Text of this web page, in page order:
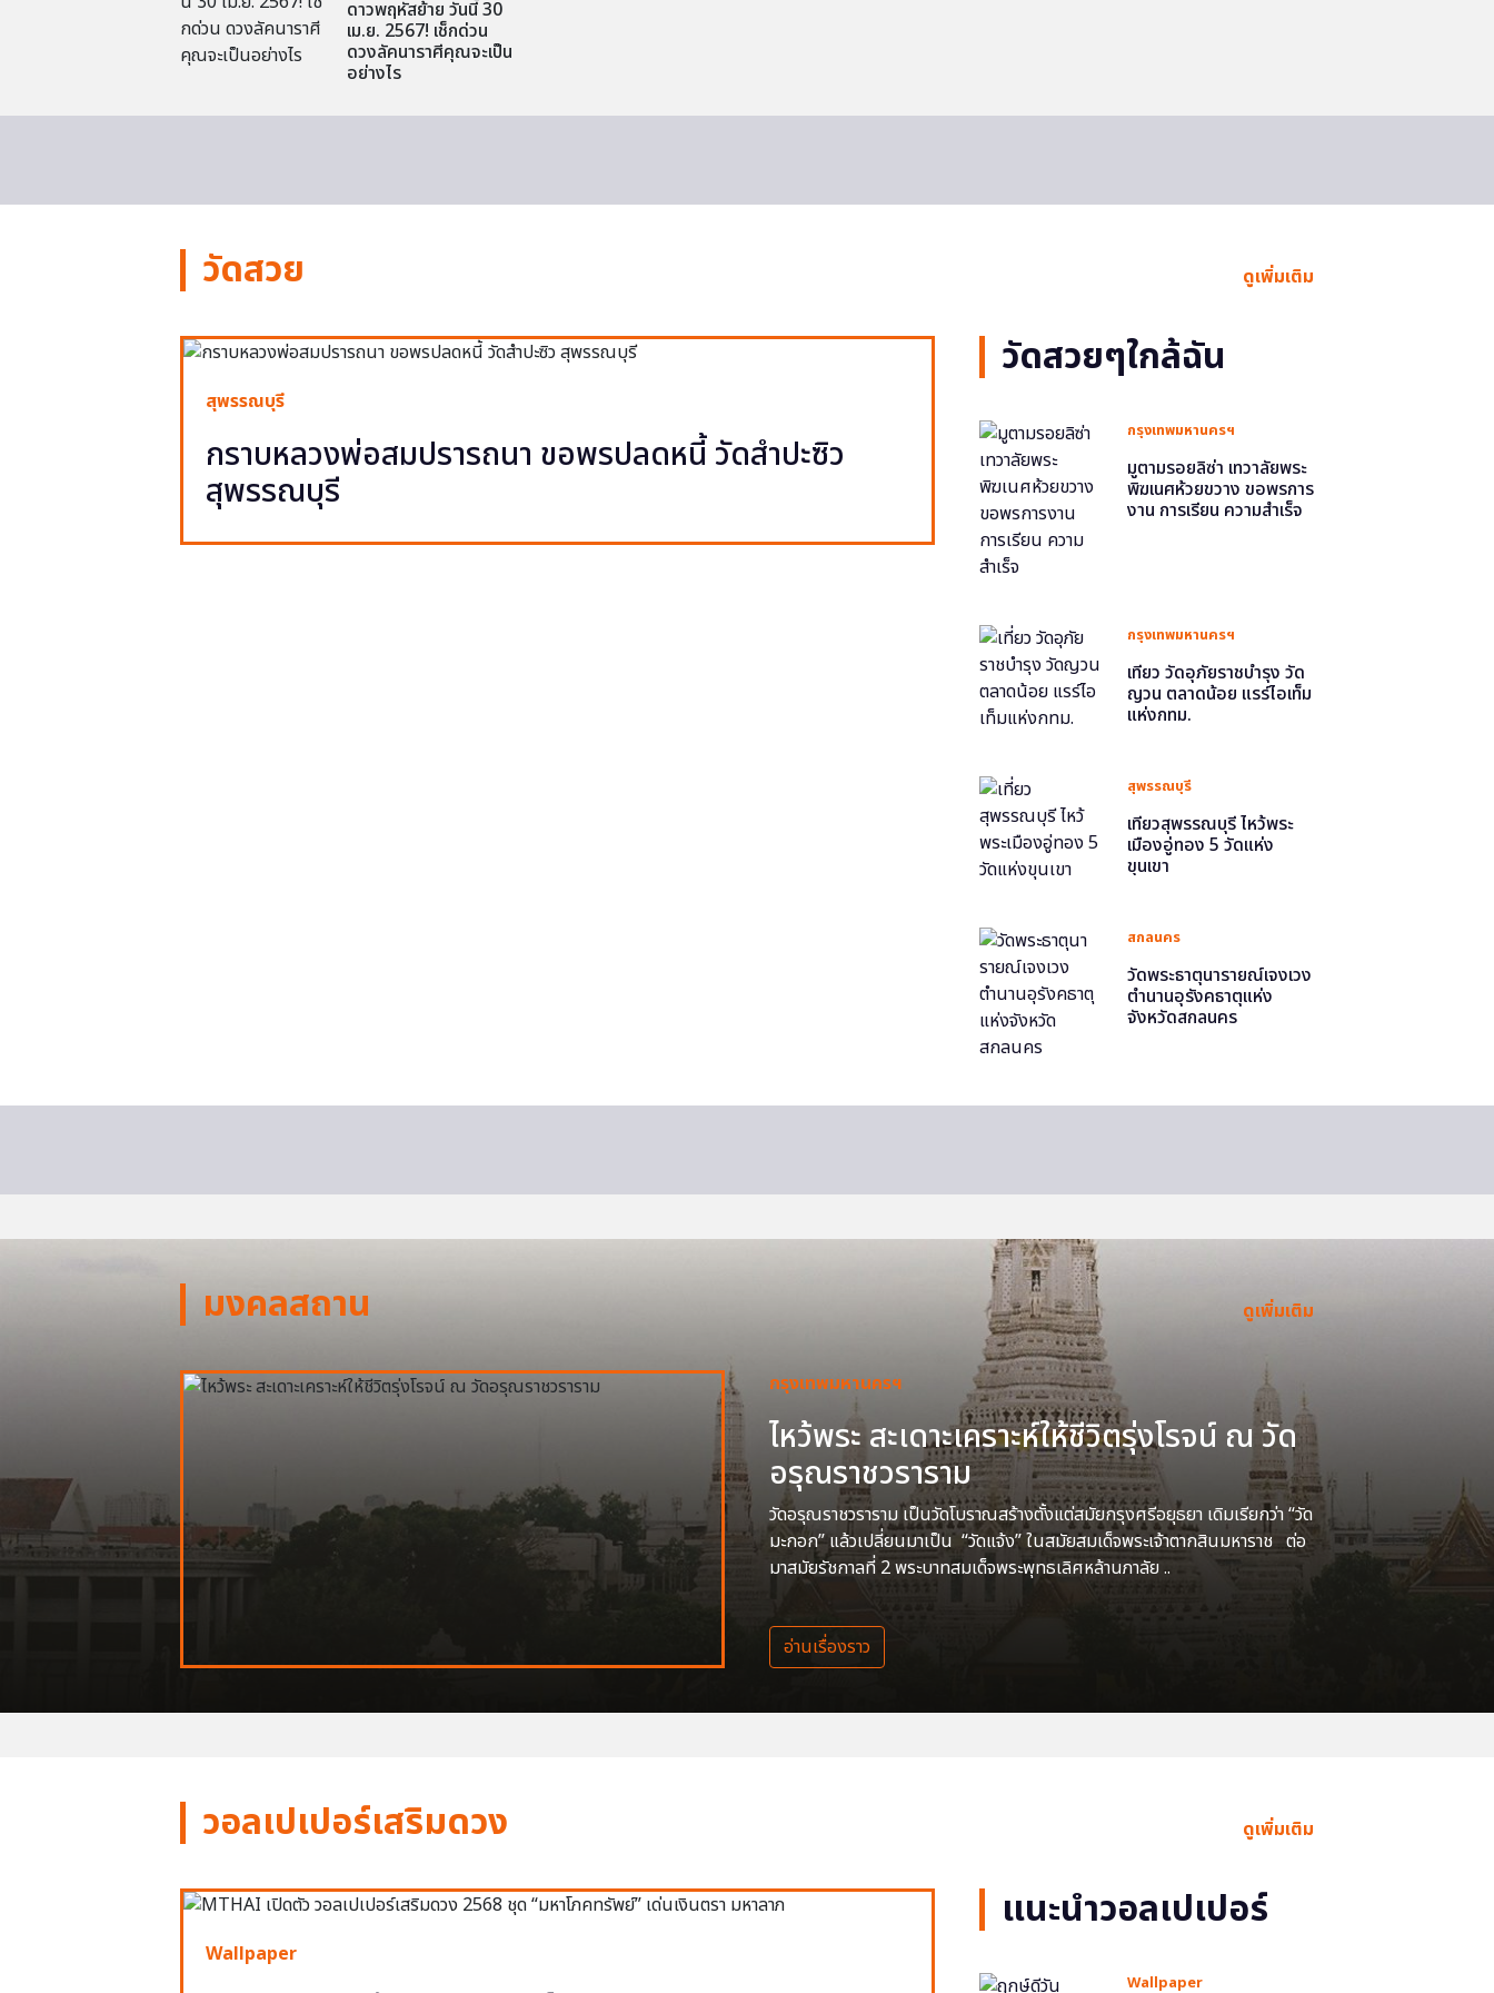
ดาวพฤหัสย้าย วันนี้ 30
เม.ย. 2567! เช็กด่วน
ดวงลัคนาราศีคุณจะเป็น
อย่างไร
วัดสวย ดูเพิ่มเติม
สุพรรณบุรี
กราบหลวงพ่อสมปรารถนา ขอพรปลดหนี้ วัดสำปะซิว
สุพรรณบุรี
วัดสวยๆใกล้ฉัน
กรุงเทพมหานครฯ
มูตามรอยลิซ่า เทวาลัยพระ
พิฆเนศห้วยขวาง ขอพรการ
งาน การเรียน ความสำเร็จ
กรุงเทพมหานครฯ
เที่ยว วัดอุภัยราชบำรุง วัด
ญวน ตลาดน้อย แรร์ไอเท็ม
แห่งกทม.
สุพรรณบุรี
เที่ยวสุพรรณบุรี ไหว้พระ
เมืองอู่ทอง 5 วัดแห่ง
ขุนเขา
สกลนคร
วัดพระธาตุนารายณ์เจงเวง
ตำนานอุรังคธาตุแห่ง
จังหวัดสกลนคร
มงคลสถาน ดูเพิ่มเติม
กรุงเทพมหานครฯ
ไหว้พระ สะเดาะเคราะห์ให้ชีวิตรุ่งโรจน์ ณ วัด
อรุณราชวราราม
วัดอรุณราชวราราม เป็นวัดโบราณสร้างตั้งแต่สมัยกรุงศรีอยุธยา เดิมเรียกว่า “วัด
มะกอก” แล้วเปลี่ยนมาเป็น “วัดแจ้ง” ในสมัยสมเด็จพระเจ้าตากสินมหาราช ต่อ
มาสมัยรัชกาลที่ 2 พระบาทสมเด็จพระพุทธเลิศหล้านภาลัย ..
อ่านเรื่องราว
วอลเปเปอร์เสริมดวง ดูเพิ่มเติม
Wallpaper
แนะนำวอลเปเปอร์
Wallpaper